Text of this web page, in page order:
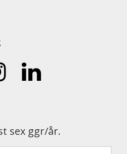
sex ggr/år.